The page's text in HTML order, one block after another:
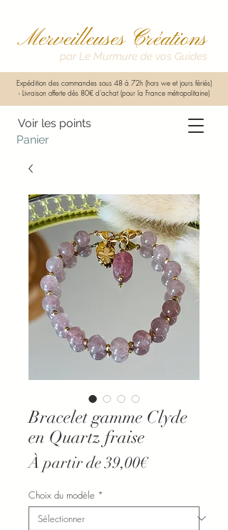
Merveilleuses Créations
Panier
Expédition des commandes sous 48 à 72h (hors we et jours fériés)
- Livraison offerte dès 80€ d'achat (pour la France métropolitaine)
par Le Murmure de vos Guides
Voir les points
Bracelet gamme Clyde
en Quartz fraise
À partir de39,00€Prix
Choix du modèle *